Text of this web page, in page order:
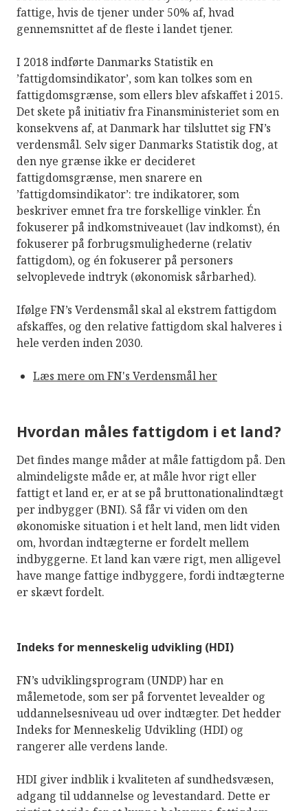
fattige, hvis de tjener under 50% af, hvad
gennemsnittet af de fleste i landet tjener.
I 2018 indførte Danmarks Statistik en
’fattigdomsindikator’, som kan tolkes som en
fattigdomsgrænse, som ellers blev afskaffet i 2015.
Det skete på initiativ fra Finansministeriet som en
konsekvens af, at Danmark har tilsluttet sig FN’s
verdensmål. Selv siger Danmarks Statistik dog, at
den nye grænse ikke er decideret
fattigdomsgrænse, men snarere en
’fattigdomsindikator’: tre indikatorer, som
beskriver emnet fra tre forskellige vinkler. Én
fokuserer på indkomstniveauet (lav indkomst), én
fokuserer på forbrugsmulighederne (relativ
fattigdom), og én fokuserer på personers
selvoplevede indtryk (økonomisk sårbarhed).
Ifølge FN’s Verdensmål skal al ekstrem fattigdom
afskaffes, og den relative fattigdom skal halveres i
hele verden inden 2030.
Læs mere om FN's Verdensmål her
Hvordan måles fattigdom i et land?
Det findes mange måder at måle fattigdom på. Den
almindeligste måde er, at måle hvor rigt eller
fattigt et land er, er at se på bruttonationalindtægt
per indbygger (BNI). Så får vi viden om den
økonomiske situation i et helt land, men lidt viden
om, hvordan indtægterne er fordelt mellem
indbyggerne. Et land kan være rigt, men alligevel
have mange fattige indbyggere, fordi indtægterne
er skævt fordelt.
Indeks for menneskelig udvikling (HDI)
FN’s udviklingsprogram (UNDP) har en
målemetode, som ser på forventet levealder og
uddannelsesniveau ud over indtægter. Det hedder
Indeks for Menneskelig Udvikling (HDI) og
rangerer alle verdens lande.
HDI giver indblik i kvaliteten af sundhedsvæsen,
adgang til uddannelse og levestandard. Dette er